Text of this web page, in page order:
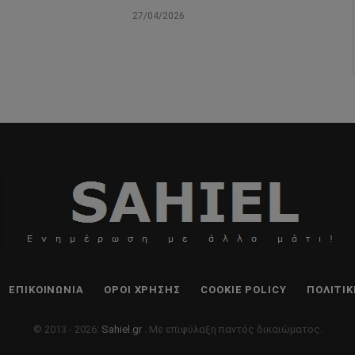
27/04/2026
ΕΠΙΚΟΙΝΩΝΊΑ ΌΡΟΙ ΧΡΉΣΗΣ COOKIE POLICY
© 2013 - 2026: Sahiel.gr . Με επιφύλαξη παντός δικαιώματος.